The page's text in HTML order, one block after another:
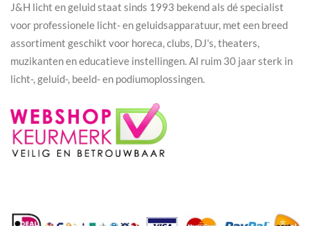
J&H licht en geluid staat sinds 1993 bekend als dé specialist
voor professionele licht- en geluidsapparatuur, met een breed
assortiment geschikt voor horeca, clubs, DJ's, theaters,
muzikanten en educatieve instellingen. Al ruim 30 jaar sterk in
licht-, geluid-, beeld- en podiumoplossingen.